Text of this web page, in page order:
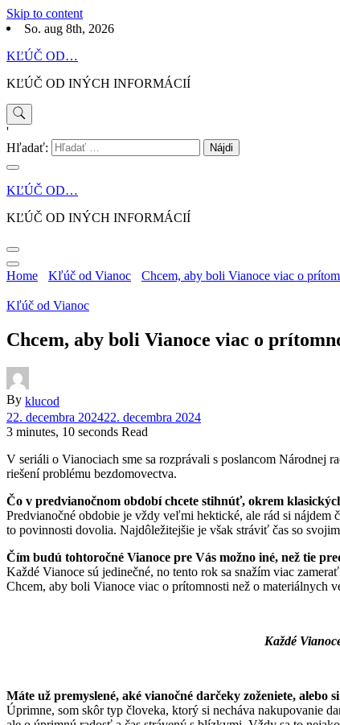
Skip to content
So. aug 8th, 2026
KĽÚČ OD…
KĽÚČ OD INÝCH INFORMÁCIÍ
'
Hľadať:
KĽÚČ OD…
KĽÚČ OD INÝCH INFORMÁCIÍ
Home Kľúč od Vianoc Chcem, aby boli Vianoce viac o
Kľúč od Vianoc
Chcem, aby boli Vianoce viac o
By klucod
22. decembra 202422. decembra 2024
3 minutes, 10 seconds Read
V seriáli o Vianociach sme sa rozprávali s poslancom Národnej
riešení problému bezdomovectva.
⁠Čo v predvianočnom období chcete stihnúť, okrem
Predvianočné obdobie je vždy veľmi hektické, ale rád si nájdem
to povinnosti dovolia. Najdôležitejšie je však stráviť čas so
⁠Čím budú tohtoročné Vianoce pre Vás možno iné, než tie
Každé Vianoce sú jedinečné, no tento rok sa snažím viac
Chcem, aby boli Vianoce viac o prítomnosti než o materiálnych
Každé
⁠Máte už premyslené, aké vianočné darčeky zoženiete, alebo
Úprimne, som skôr typ človeka, ktorý si necháva nakupovanie